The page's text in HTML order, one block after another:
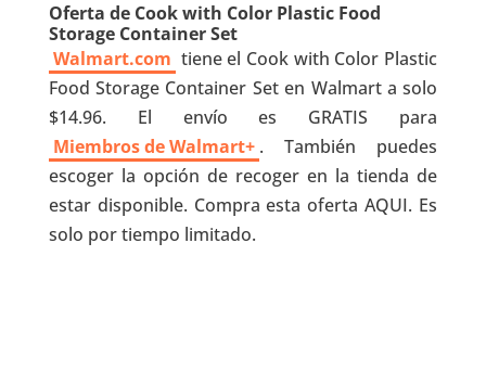
Oferta de Cook with Color Plastic Food
Storage Container Set
Walmart.com tiene el Cook with Color Plastic
Food Storage Container Set en Walmart a solo
$14.96. El envío es GRATIS para
Miembros de Walmart+ . También puedes
escoger la opción de recoger en la tienda de
estar disponible. Compra esta oferta AQUI. Es
solo por tiempo limitado.